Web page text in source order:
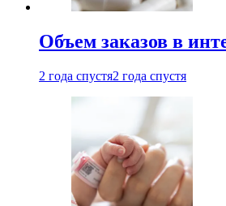
Объем заказов в
2 года спустя2 года спустя